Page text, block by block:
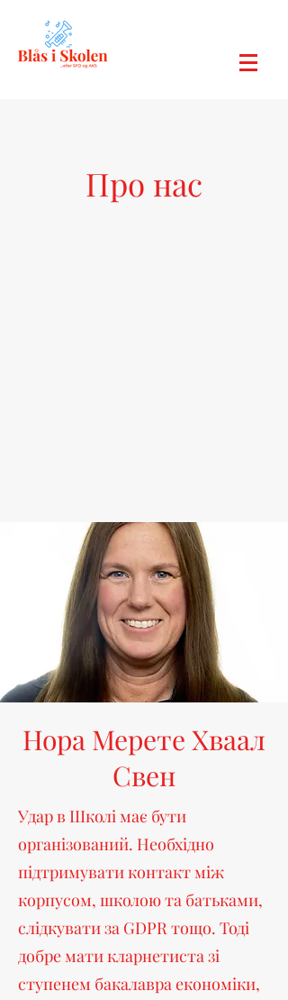
Про нас
Нора Мерете Хваал
Свен
Удар в Школі має бути
організований. Необхідно
підтримувати контакт між
корпусом, школою та батьками,
слідкувати за GDPR тощо. Тоді
добре мати кларнетиста зі
ступенем бакалавра економіки,